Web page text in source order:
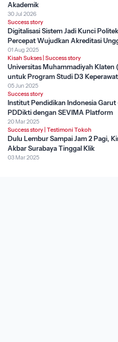
Akademik
30 Jul 2026
Success story
Digitalisasi Sistem Jadi Kunci
Percepat Wujudkan Akreditasi
01 Aug 2025
Kisah Sukses Success story
Universitas Muhammadiyah
untuk Program Studi D3
05 Jun 2025
Success story
Institut Pendidikan Indonesia
PDDikti dengan SEVIMA Platform
20 Mar 2025
Success story Testimoni Tokoh
Dulu Lembur Sampai Jam 2 Pagi,
Akbar Surabaya Tinggal Klik
03 Mar 2025